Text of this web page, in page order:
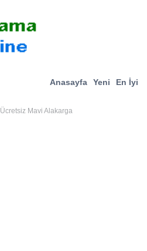
Anasayfa Yeni En İyi
Ücretsiz Mavi Alakarga